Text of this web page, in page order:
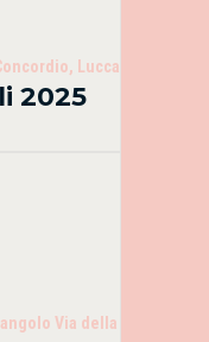
Lucca
2025
Via della